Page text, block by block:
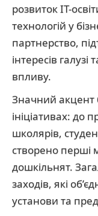
розвиток ІТ-
технологій у
партнерство,
інтересів
впливу.
Значний акцент
ініціативах: до
школярів,
створено перші
дошкільнят.
заходів, які
установи та